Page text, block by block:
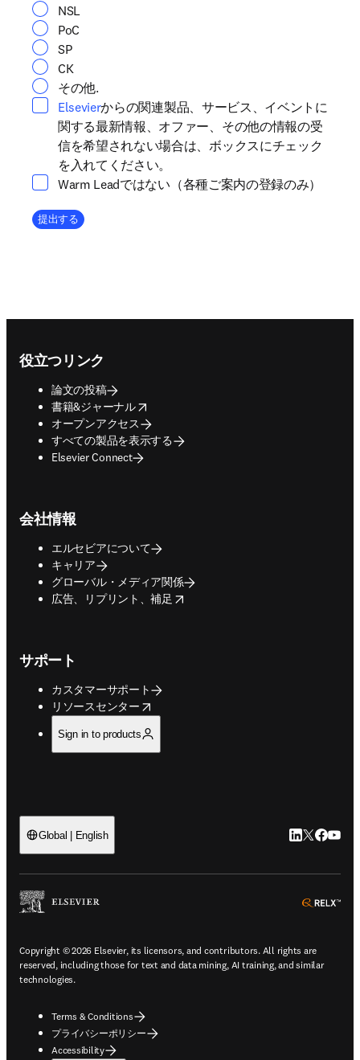
NSL
PoC
SP
CK
その他.
Elsevieropens in new tab/window
からの関連製品、サービス、イベントに
関する最新情報、オファー、その他の情報の受
信を希望されない場合は、ボックスにチェック
を入れてください。
Warm Leadではない（各種ご案内の登録のみ）
Company Division
提出する
役立つリンク
論文の投稿
書籍&ジャーナル
opens in new tab/window
オープンアクセス
すべての製品を表示する
Elsevier Connect
会社情報
エルセビアについて
キャリア
グローバル・メディア関係
広告、リプリント、補足
opens in new tab/window
サポート
カスタマーサポート
リソースセンター
opens in new tab/window
Sign in to products
Global | English LinkedIn 新
Twitter 新
Copyright © 2026 Elsevier, its licensors, and contributors. All rights are
reserved, including those for text and data mining, AI training, and similar
technologies.
Terms & Conditions
プライバシーポリシー
Accessibility